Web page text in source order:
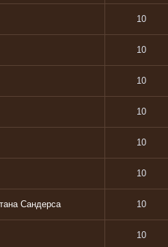
10
10
10
10
10
10
Сандерса 10
10